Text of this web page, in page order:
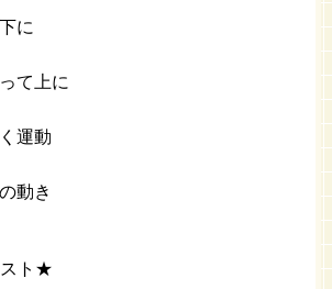
に
て上に
運動
動き
ト★